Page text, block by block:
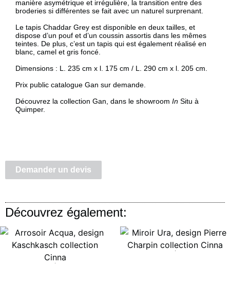
manière asymétrique et irrégulière, la transition entre des
broderies si différentes se fait avec un naturel surprenant.
Le tapis Chaddar Grey est disponible en deux tailles, et
dispose d’un pouf et d’un coussin assortis dans les mêmes
teintes. De plus, c’est un tapis qui est également réalisé en
blanc, camel et gris foncé.
Dimensions : L. 235 cm x l. 175 cm / L. 290 cm x l. 205 cm.
Prix public catalogue Gan sur demande.
Découvrez la collection Gan, dans le showroom In Situ à
Quimper.
Demander un devis
Découvrez également: